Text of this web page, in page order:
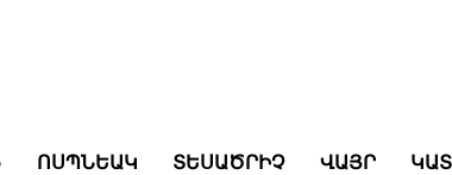
ՈՍՊՆԵԱԿ ՏԵՍԱԾՐԻՉ ՎԱՅՐ